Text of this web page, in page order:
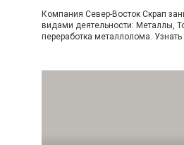
Компания Север-Восток Скрап
видами деятельности: Металлы,
переработка металлолома. Узнать